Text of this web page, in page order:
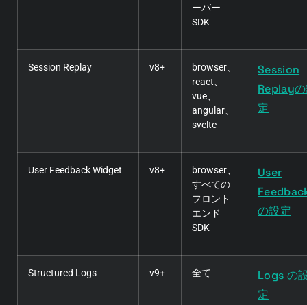
ーバー
SDK
Session Replay v8+
browser、
react、
vue、
angular、
svelte
Session
Replay
定
User Feedback Widget v8+
browser、
すべての
フロント
エンド
SDK
User
の設定
Structured Logs v9+ 全て
Logs の
定